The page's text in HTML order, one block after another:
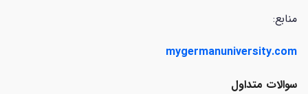
منابع:
mygermanuniversity.com
سوالات متداول